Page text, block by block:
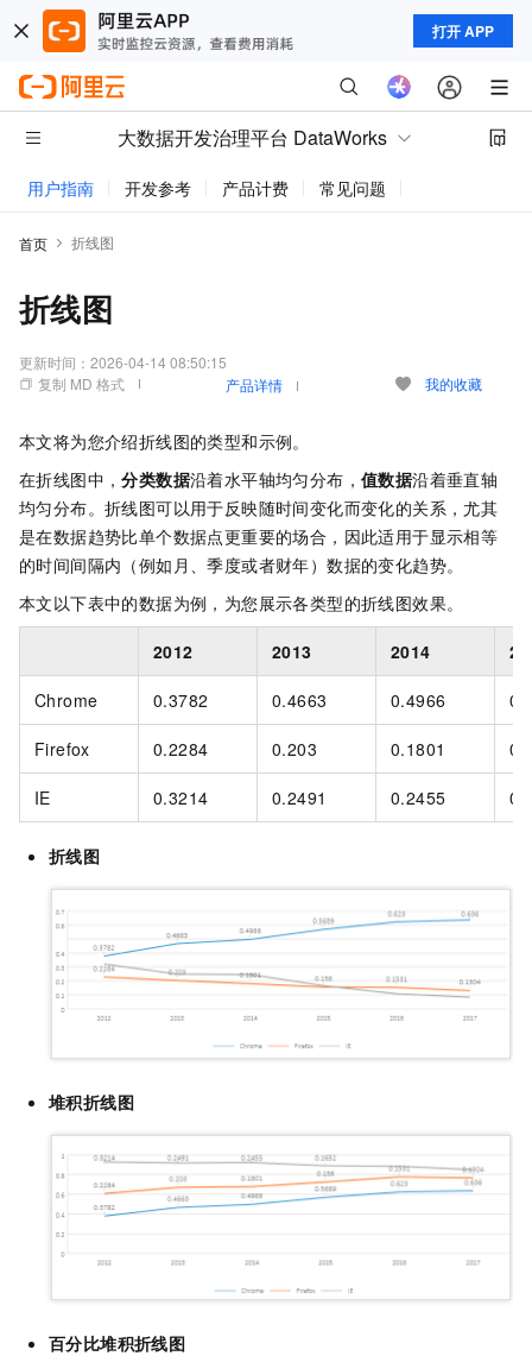
打开 APP
大数据开发治理平台 DataWorks
用户指南 开发参考 产品计费 常见问题
首页 折线图
折线图
更新时间： 2026-04-14 08:50:15
复制 MD 格式
产品详情 我的收藏
本文将为您介绍折线图的类型和示例。
在折线图中，分类数据沿着水平轴均匀分布，值数据沿着垂直轴
均匀分布。折线图可以用于反映随时间变化而变化的关系，尤其
是在数据趋势比单个数据点更重要的场合，因此适用于显示相等
的时间间隔内（例如月、季度或者财年）数据的变化趋势。
本文以下表中的数据为例，为您展示各类型的折线图效果。
2012 2013 2014
Chrome 0.3782 0.4663 0.4966
Firefox 0.2284 0.203 0.1801
IE 0.3214 0.2491 0.2455
折线图
堆积折线图
百分比堆积折线图